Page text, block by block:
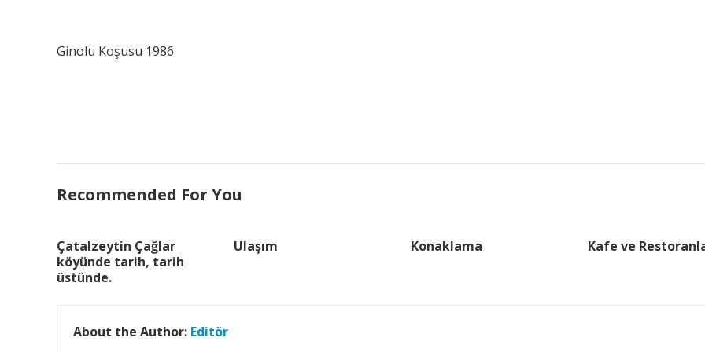
Ginolu Koşusu 1986
Recommended For You
Çatalzeytin Çağlar
köyünde tarih, tarih
üstünde.
Ulaşım Konaklama Kafe ve
About the Author: Editör